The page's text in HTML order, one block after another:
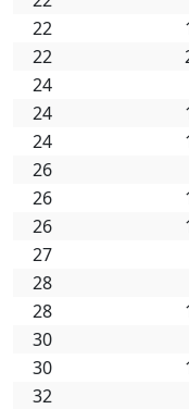
22
22
24
24
24
26
26
26
27
28
28
30
30
32